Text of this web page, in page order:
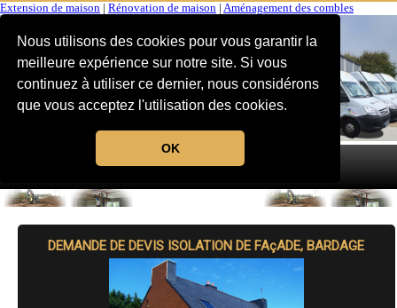
Nous utilisons des cookies pour vous garantir la
meilleure expérience sur notre site. Si vous
continuez à utiliser ce dernier, nous considérons
que vous acceptez l'utilisation des cookies.
OK
Extension de maison Rénovation de maison Aménagement des combles
MENU
DEMANDE DE DEVIS ISOLATION DE FAçADE, BARDAGE